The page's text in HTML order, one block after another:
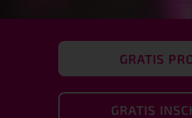
GRATIS
GRATIS